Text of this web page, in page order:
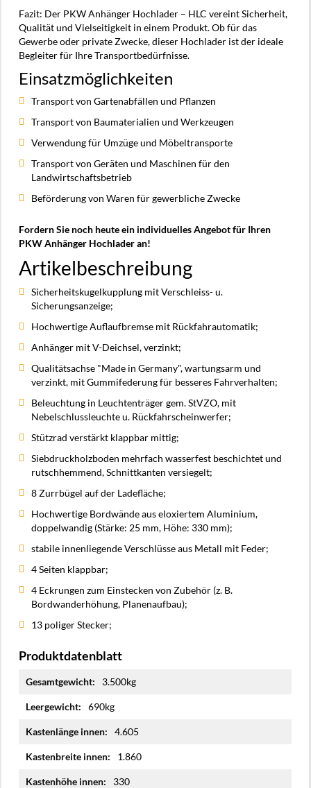
Fazit: Der PKW Anhänger Hochlader – HLC vereint Sicherheit,
Qualität und Vielseitigkeit in einem Produkt. Ob für das
Gewerbe oder private Zwecke, dieser Hochlader ist der ideale
Begleiter für Ihre Transportbedürfnisse.
Einsatzmöglichkeiten
Transport von Gartenabfällen und Pflanzen
Transport von Baumaterialien und Werkzeugen
Verwendung für Umzüge und Möbeltransporte
Transport von Geräten und Maschinen für den
Landwirtschaftsbetrieb
Beförderung von Waren für gewerbliche Zwecke
Fordern Sie noch heute ein individuelles Angebot für Ihren
PKW Anhänger Hochlader an!
Artikelbeschreibung
Sicherheitskugelkupplung mit Verschleiss- u.
Sicherungsanzeige;
Hochwertige Auflaufbremse mit Rückfahrautomatik;
Anhänger mit V-Deichsel, verzinkt;
Qualitätsachse "Made in Germany", wartungsarm und
verzinkt, mit Gummifederung für besseres Fahrverhalten;
Beleuchtung in Leuchtenträger gem. StVZO, mit
Nebelschlussleuchte u. Rückfahrscheinwerfer;
Stützrad verstärkt klappbar mittig;
Siebdruckholzboden mehrfach wasserfest beschichtet und
rutschhemmend, Schnittkanten versiegelt;
8 Zurrbügel auf der Ladefläche;
Hochwertige Bordwände aus eloxiertem Aluminium,
doppelwandig (Stärke: 25 mm, Höhe: 330 mm);
stabile innenliegende Verschlüsse aus Metall mit Feder;
4 Seiten klappbar;
4 Eckrungen zum Einstecken von Zubehör (z. B.
Bordwanderhöhung, Planenaufbau);
13 poliger Stecker;
Produktdatenblatt
Informationen
3.500kg
690kg
4.605
1.860
330